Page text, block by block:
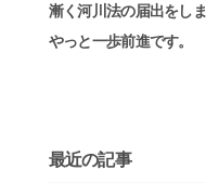
漸く河川法の届出をしま
やっと一歩前進です。
最近の記事